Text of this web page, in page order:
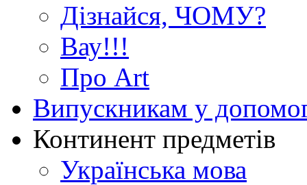
Дізнайся, ЧОМУ?
Вау!!!
Про Art
Випускникам у
Континент предметів
Українська мова